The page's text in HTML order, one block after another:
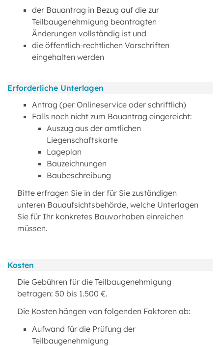
der Bauantrag in Bezug auf die zur
Teilbaugenehmigung beantragten
Änderungen vollständig ist und
die öffentlich-rechtlichen Vorschriften
eingehalten werden
Erforderliche Unterlagen
Antrag (per Onlineservice oder schriftlich)
Falls noch nicht zum Bauantrag eingereicht:
Auszug aus der amtlichen
Liegenschaftskarte
Lageplan
Bauzeichnungen
Baubeschreibung
Bitte erfragen Sie in der für Sie zuständigen
unteren Bauaufsichtsbehörde, welche Unterlagen
Sie für Ihr konkretes Bauvorhaben einreichen
müssen.
Kosten
Die Gebühren für die Teilbaugenehmigung
betragen: 50 bis 1.500 €.
Die Kosten hängen von folgenden Faktoren ab:
Aufwand für die Prüfung der
Teilbaugenehmigung